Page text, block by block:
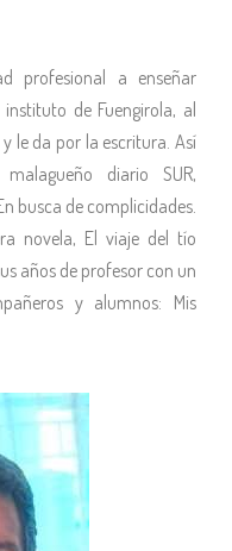
profesional a enseñar
de Fuengirola, al
le da por la escritura. Así
diario SUR,
busca de complicidades.
novela, El viaje del tío
años de profesor con un
y alumnos: Mis